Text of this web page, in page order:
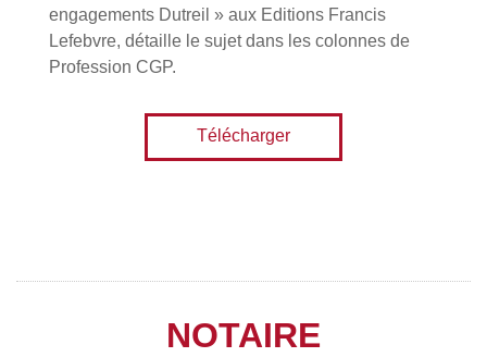
engagements Dutreil » aux Editions Francis
Lefebvre, détaille le sujet dans les colonnes de
Profession CGP.
Télécharger
NOTAIRE